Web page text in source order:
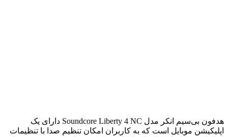
هدفون بی‌سیم انکر مدل Soundcore Liberty 4 NC دارای یک
اپلیکیشن موبایل است که به کاربران امکان تنظیم صدا با تنظیمات